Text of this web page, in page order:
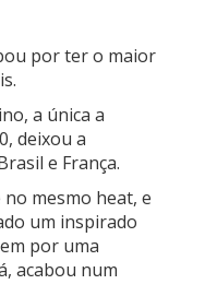
por ter o maior
a única a
deixou a
e França.
mesmo heat, e
um inspirado
por uma
acabou num